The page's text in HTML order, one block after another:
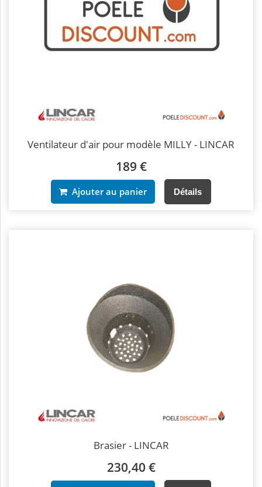
Ventilateur d'air pour modèle MILLY - LINCAR
189 €
Ajouter au panier Détails
Brasier - LINCAR
230,40 €